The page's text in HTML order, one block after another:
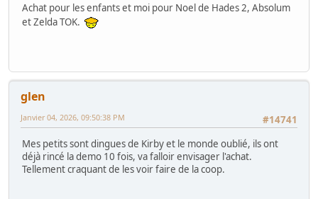
Achat pour les enfants et moi pour Noel de Hades 2, Absolum
et Zelda TOK.
glen
#14741
Janvier 04, 2026, 09:50:38 PM
Mes petits sont dingues de Kirby et le monde oublié, ils ont
déjà rincé la demo 10 fois, va falloir envisager l'achat.
Tellement craquant de les voir faire de la coop.